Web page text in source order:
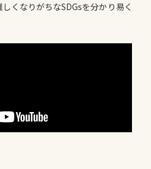
くなりがちなSDGsを分かり易く